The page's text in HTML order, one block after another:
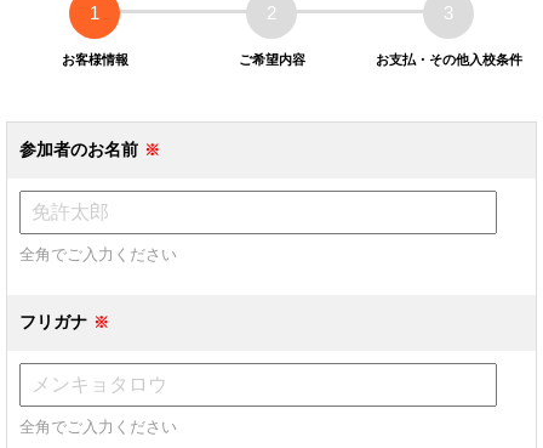
1
お客様情報
2
ご希望内容
3
お支払・その他入校条件
参加者のお名前
全角でご入力ください
フリガナ
全角でご入力ください